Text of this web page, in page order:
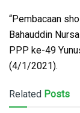
“Pembacaan
Bahauddin
PPP ke-49
(4/1/2021).
Related Posts